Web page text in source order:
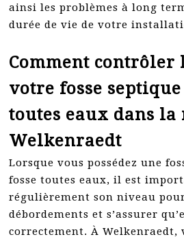
ainsi les problèmes à long
durée de vie de votre
Comment contrôler
votre fosse septique
toutes eaux dans la
Welkenraedt
Lorsque vous possédez une
fosse toutes eaux, il est
régulièrement son niveau
débordements et s’assurer
correctement. À Welkenraedt,